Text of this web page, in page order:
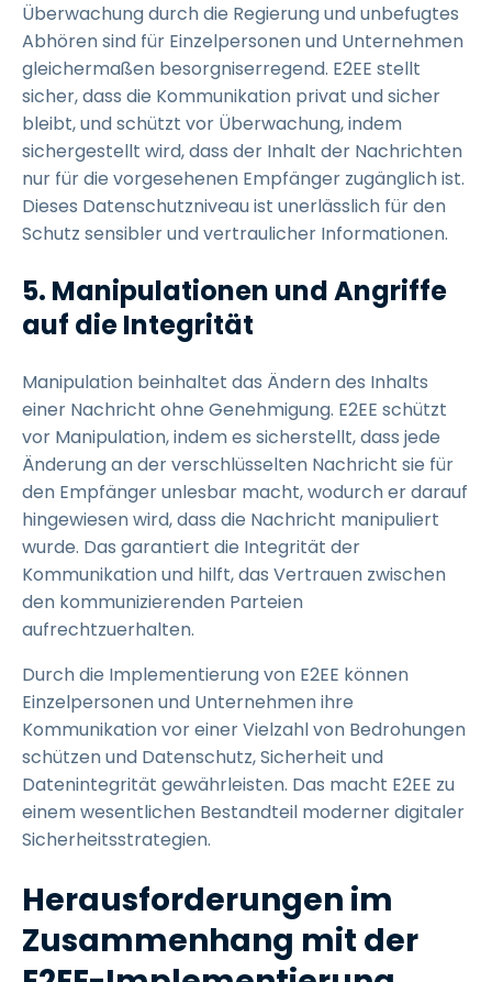
Überwachung durch die Regierung und unbefugtes
Abhören sind für Einzelpersonen und Unternehmen
gleichermaßen besorgniserregend. E2EE stellt
sicher, dass die Kommunikation privat und sicher
bleibt, und schützt vor Überwachung, indem
sichergestellt wird, dass der Inhalt der Nachrichten
nur für die vorgesehenen Empfänger zugänglich ist.
Dieses Datenschutzniveau ist unerlässlich für den
Schutz sensibler und vertraulicher Informationen.
5. Manipulationen und Angriffe
auf die Integrität
Manipulation beinhaltet das Ändern des Inhalts
einer Nachricht ohne Genehmigung. E2EE schützt
vor Manipulation, indem es sicherstellt, dass jede
Änderung an der verschlüsselten Nachricht sie für
den Empfänger unlesbar macht, wodurch er darauf
hingewiesen wird, dass die Nachricht manipuliert
wurde. Das garantiert die Integrität der
Kommunikation und hilft, das Vertrauen zwischen
den kommunizierenden Parteien
aufrechtzuerhalten.
Durch die Implementierung von E2EE können
Einzelpersonen und Unternehmen ihre
Kommunikation vor einer Vielzahl von Bedrohungen
schützen und Datenschutz, Sicherheit und
Datenintegrität gewährleisten. Das macht E2EE zu
einem wesentlichen Bestandteil moderner digitaler
Sicherheitsstrategien.
Herausforderungen im
Zusammenhang mit der